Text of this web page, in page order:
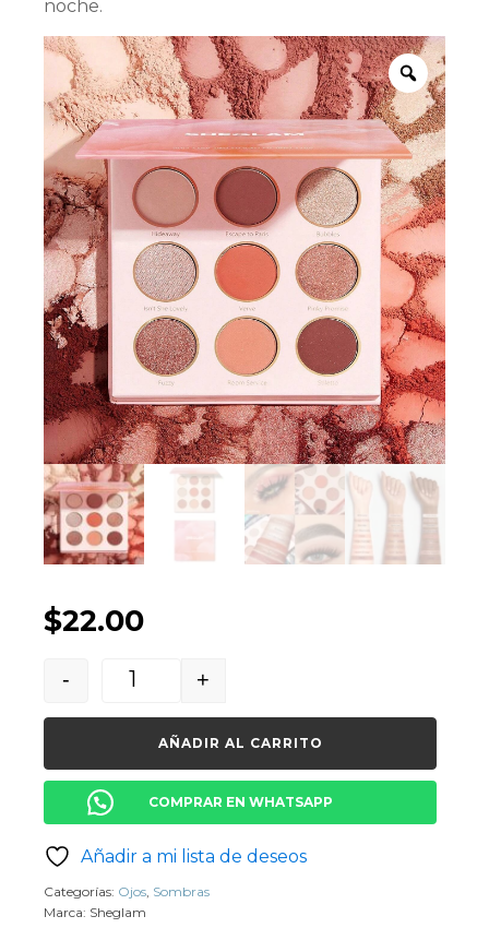
noche.
$22.00
- +
AÑADIR AL CARRITO
COMPRAR EN WHATSAPP
Añadir a mi lista de deseos
Categorías: Ojos Sombras
Marca: Sheglam